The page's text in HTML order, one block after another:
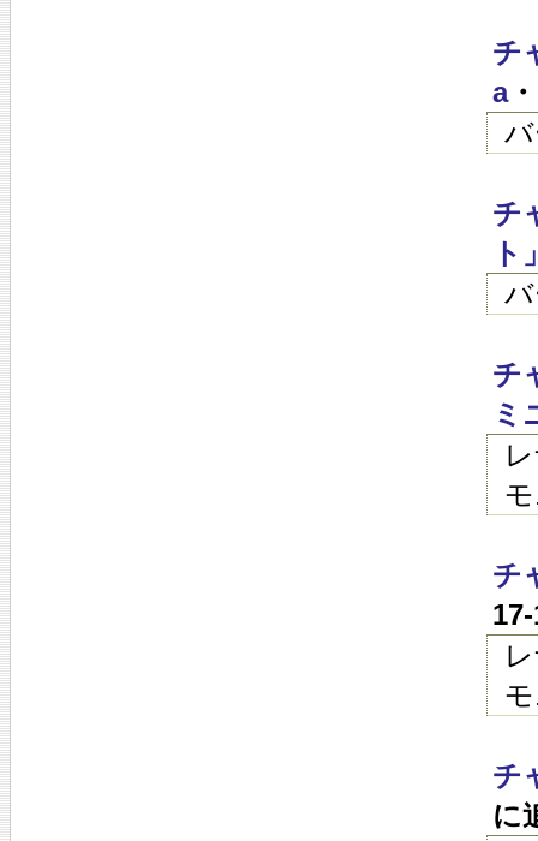
チ
a
チ
ト
チ
ミ
チ
チ
に